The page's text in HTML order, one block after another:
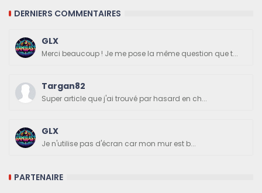
DERNIERS COMMENTAIRES
GLX
Merci beaucoup ! Je me pose la même question que t...
Targan82
Super article que j'ai trouvé par hasard en ch...
GLX
Je n'utilise pas d'écran car mon mur est b...
PARTENAIRE